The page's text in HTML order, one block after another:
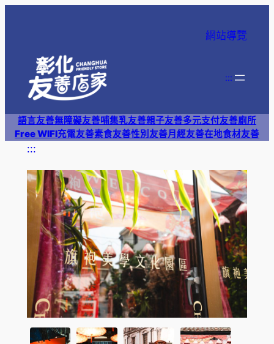
網站導覽
:::
語言友善無障礙友善哺集乳友善親子友善多元支付友善廁所
Free WIFI充電友善素食友善性別友善月經友善在地食材友善
:::